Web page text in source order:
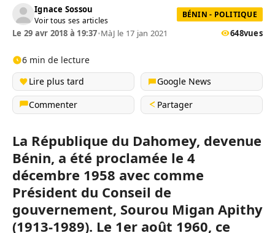
Ignace Sossou
Voir tous ses articles
BÉNIN - POLITIQUE
Le 29 avr 2018 à 19:37•MàJ le 17 jan 2021 648vues
6 min de lecture
Lire plus tard
Google News
Commenter
Partager
La République du Dahomey, devenue
Bénin, a été proclamée le 4
décembre 1958 avec comme
Président du Conseil de
gouvernement, Sourou Migan Apithy
(1913-1989). Le 1er août 1960, ce